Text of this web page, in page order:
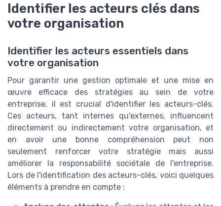
Identifier les acteurs clés dans
votre organisation
Identifier les acteurs essentiels dans
votre organisation
Pour garantir une gestion optimale et une mise en
œuvre efficace des stratégies au sein de votre
entreprise, il est crucial d'identifier les acteurs-clés.
Ces acteurs, tant internes qu'externes, influencent
directement ou indirectement votre organisation, et
en avoir une bonne compréhension peut non
seulement renforcer votre stratégie mais aussi
améliorer la responsabilité sociétale de l'entreprise.
Lors de l'identification des acteurs-clés, voici quelques
éléments à prendre en compte :